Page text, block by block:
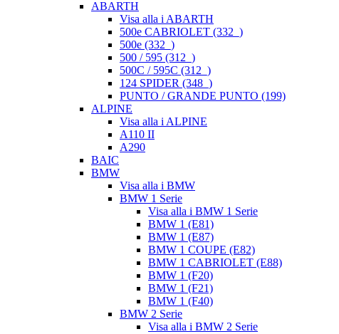
ABARTH
Visa alla i ABARTH
500e CABRIOLET (332_)
500e (332_)
500 / 595 (312_)
500C / 595C (312_)
124 SPIDER (348_)
PUNTO / GRANDE PUNTO (199)
ALPINE
Visa alla i ALPINE
A110 II
A290
BAIC
BMW
Visa alla i BMW
BMW 1 Serie
Visa alla i BMW 1 Serie
BMW 1 (E81)
BMW 1 (E87)
BMW 1 COUPE (E82)
BMW 1 CABRIOLET (E88)
BMW 1 (F20)
BMW 1 (F21)
BMW 1 (F40)
BMW 2 Serie
Visa alla i BMW 2 Serie